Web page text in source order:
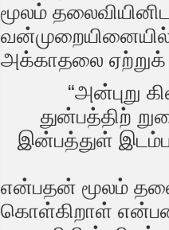
மூலம்
வன்முறையினையில்
அக்காதலை
“அன்புறு
துன்பத்திற்
இன்பத்துள்
என்பதன் மூலம்
கொள்கிறாள்